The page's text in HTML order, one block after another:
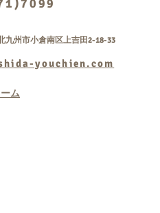
州市小倉南区上吉田2-18-33
youchien.com
ム